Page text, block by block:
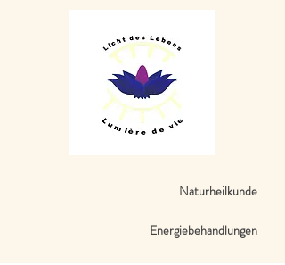
Naturheilkunde
Energiebehandlungen